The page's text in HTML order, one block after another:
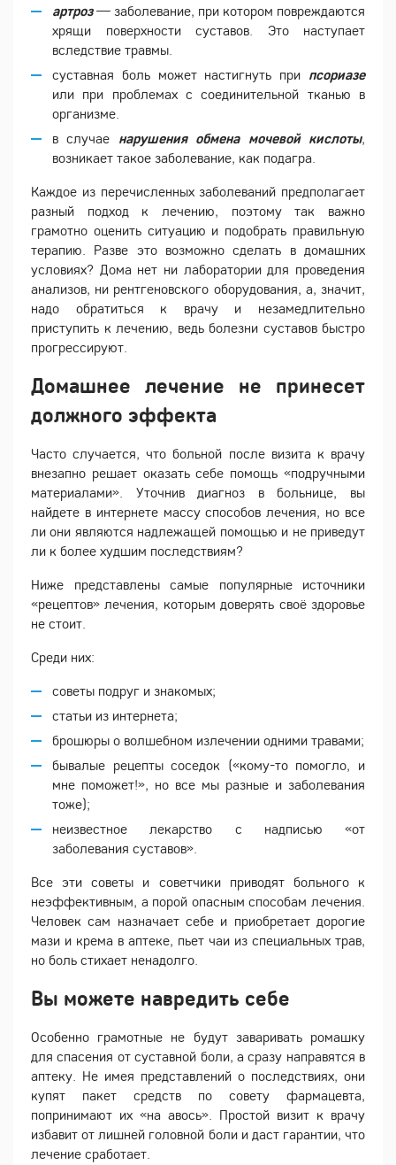
артроз— заболевание, при котором повреждаются
хрящи поверхности суставов. Это наступает
вследствие травмы.
суставная боль может настигнуть при псориазе
или при проблемах с соединительной тканью в
организме.
в случае нарушения обмена мочевой кислоты,
возникает такое заболевание, как подагра.
Каждое из перечисленных заболеваний предполагает
разный подход к лечению, поэтому так важно
грамотно оценить ситуацию и подобрать правильную
терапию. Разве это возможно сделать в домашних
условиях? Дома нет ни лаборатории для проведения
анализов, ни рентгеновского оборудования, а, значит,
надо обратиться к врачу и незамедлительно
приступить к лечению, ведь болезни суставов быстро
прогрессируют.
Домашнее лечение не принесет
должного эффекта
Часто случается, что больной после визита к врачу
внезапно решает оказать себе помощь «подручными
материалами». Уточнив диагноз в больнице, вы
найдете в интернете массу способов лечения, но все
ли они являются надлежащей помощью и не приведут
ли к более худшим последствиям?
Ниже представлены самые популярные источники
«рецептов» лечения, которым доверять своё здоровье
не стоит.
Среди них:
советы подруг и знакомых;
статьи из интернета;
брошюры о волшебном излечении одними травами;
бывалые рецепты соседок («кому-то помогло, и
мне поможет!», но все мы разные и заболевания
тоже);
неизвестное лекарство с надписью «от
заболевания суставов».
Все эти советы и советчики приводят больного к
неэффективным, а порой опасным способам лечения.
Человек сам назначает себе и приобретает дорогие
мази и крема в аптеке, пьет чаи из специальных трав,
но боль стихает ненадолго.
Вы можете навредить себе
Особенно грамотные не будут заваривать ромашку
для спасения от суставной боли, а сразу направятся в
аптеку. Не имея представлений о последствиях, они
купят пакет средств по совету фармацевта,
попринимают их «на авось». Простой визит к врачу
избавит от лишней головной боли и даст гарантии, что
лечение сработает.